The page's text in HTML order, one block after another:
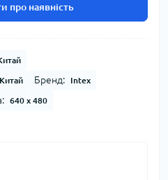
про наявність
Китай Бренд: Intex
640 х 480